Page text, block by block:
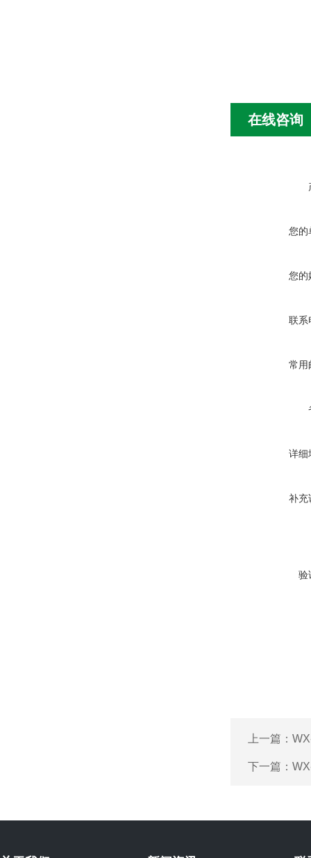
在线咨询
您的
您的
联系
常用
详细
补充
验
上一篇：
下一篇：